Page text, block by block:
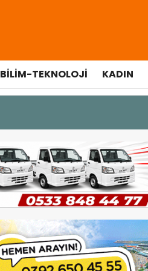
BILIM-TEKNOLOJI KADIN